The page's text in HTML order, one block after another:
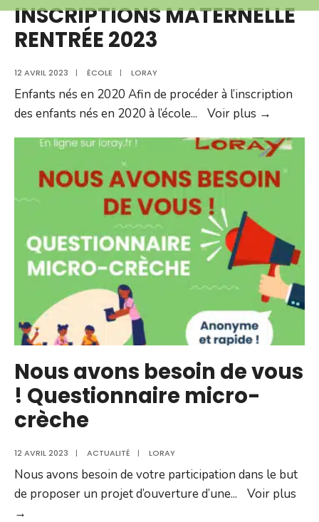
INSCRIPTIONS MATERNELLE
RENTRÉE 2023
12 AVRIL 2023 | ÉCOLE | LORAY
Enfants nés en 2020 Afin de procéder à l’inscription
des enfants nés en 2020 à l’école... Voir plus →
2023
Nous avons besoin de vous
! Questionnaire micro-
crèche
12 AVRIL 2023 | ACTUALITÉ | LORAY
Nous avons besoin de votre participation dans le but
de proposer un projet d’ouverture d’une...
Voir plus
→